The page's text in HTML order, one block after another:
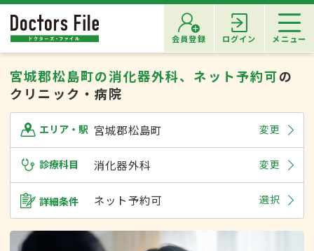
会員登録 ログイン メニュー
宮城郡松島町の消化器外科、ネット予約可の
クリニック・病院
エリア・駅 宮城郡松島町 変更
診療科目 消化器外科 変更
詳細条件 ネット予約可 選択